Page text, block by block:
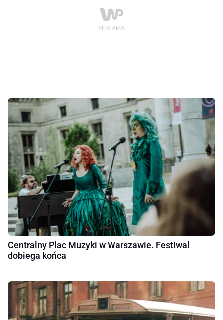
Centralny Plac Muzyki w Warszawie. Festiwal
dobiega końca